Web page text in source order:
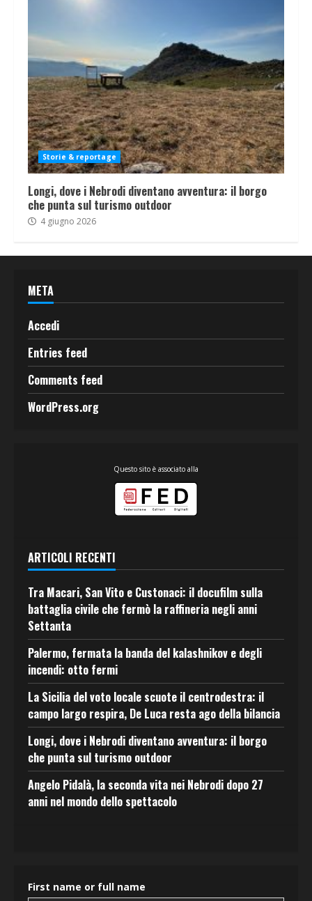
Storie & reportage
Longi, dove i Nebrodi diventano avventura: il borgo
che punta sul turismo outdoor
4 giugno 2026
META
Accedi
Entries feed
Comments feed
WordPress.org
Questo sito è associato alla
ARTICOLI RECENTI
Tra Macari, San Vito e Custonaci: il docufilm sulla
battaglia civile che fermò la raffineria negli anni
Settanta
Palermo, fermata la banda del kalashnikov e degli
incendi: otto fermi
La Sicilia del voto locale scuote il centrodestra: il
campo largo respira, De Luca resta ago della bilancia
Longi, dove i Nebrodi diventano avventura: il borgo
che punta sul turismo outdoor
Angelo Pidalà, la seconda vita nei Nebrodi dopo 27
anni nel mondo dello spettacolo
First name or full name